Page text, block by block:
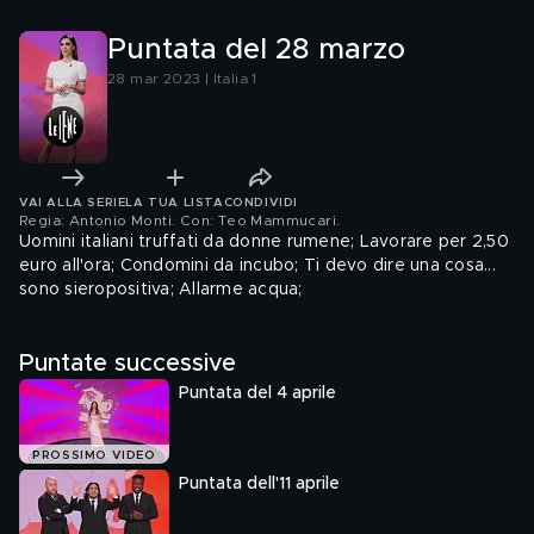
Puntata del 28 marzo
28 mar 2023 | Italia 1
VAI ALLA SERIE LA TUA LISTA CONDIVIDI
Regia: Antonio Monti. Con: Teo Mammucari
Uomini italiani truffati da donne rumene; Lavorare per 2,50
euro all'ora; Condomini da incubo; Ti devo dire una cosa...
sono sieropositiva; Allarme acqua;
Puntate successive
PROSSIMO VIDEO
Puntata del 4 aprile
Puntata dell'11 aprile